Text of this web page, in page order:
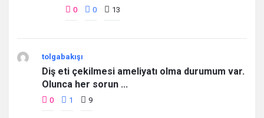
0 0 13
tolgabakışı
Diş eti çekilmesi ameliyatı olma durumum var.
Olunca her sorun ...
0 1 9